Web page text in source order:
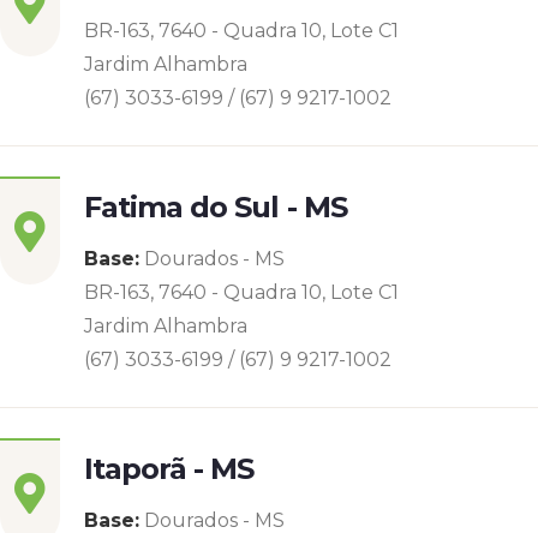
BR-163, 7640 - Quadra 10, Lote C1
Jardim Alhambra
(67) 3033-6199 / (67) 9 9217-1002
Fatima do Sul - MS
Base: Dourados - MS
BR-163, 7640 - Quadra 10, Lote C1
Jardim Alhambra
(67) 3033-6199 / (67) 9 9217-1002
Itaporã - MS
Base: Dourados - MS